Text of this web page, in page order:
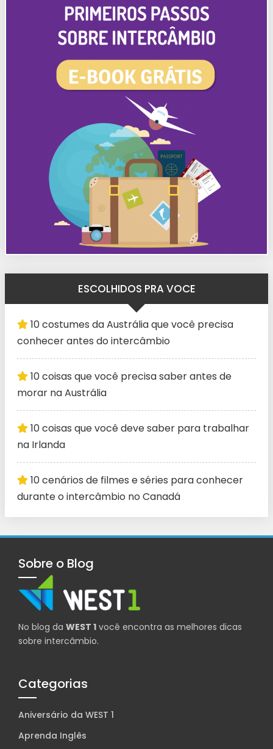
ESCOLHIDOS PRA VOCE
10 costumes da Austrália que você precisa
conhecer antes do intercâmbio
10 coisas que você precisa saber antes de
morar na Austrália
10 coisas que você deve saber para trabalhar
na Irlanda
10 cenários de filmes e séries para conhecer
durante o intercâmbio no Canadá
Sobre o Blog
No blog da WEST 1 você encontra as melhores dicas
sobre intercâmbio.
Categorias
Aniversário da WEST 1
Aprenda Inglês